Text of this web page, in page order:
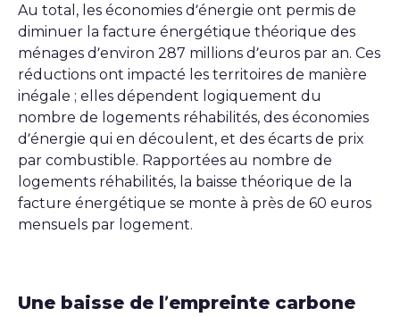
Au total, les économies d’énergie ont permis de
diminuer la facture énergétique théorique des
ménages d’environ 287 millions d’euros par an. Ces
réductions ont impacté les territoires de manière
inégale ; elles dépendent logiquement du
nombre de logements réhabilités, des économies
d’énergie qui en découlent, et des écarts de prix
par combustible. Rapportées au nombre de
logements réhabilités, la baisse théorique de la
facture énergétique se monte à près de 60 euros
mensuels par logement.
Une baisse de l’empreinte carbone